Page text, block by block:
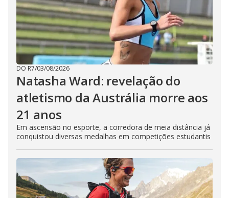
DO R7/03/08/2026
Natasha Ward: revelação do
atletismo da Austrália morre aos
21 anos
Em ascensão no esporte, a corredora de meia distância já
conquistou diversas medalhas em competições estudantis